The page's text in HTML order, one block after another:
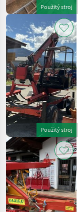
Použitý stroj
Použitý stroj